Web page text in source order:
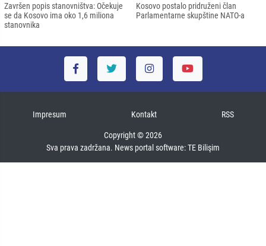
Završen popis stanovništva: Očekuje
se da Kosovo ima oko 1,6 miliona
stanovnika
Kosovo postalo pridruženi član
Parlamentarne skupštine NATO-a
Impresum Kontakt RSS
Copyright © 2026
Sva prava zadržana. News portal software:TE Bilişim